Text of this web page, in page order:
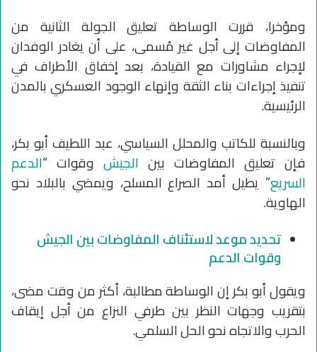
ومؤخرا، قررت الوساطة تعليق الجولة الثانية من
المفاوضات إلى أجل غير مُسمى، على أن يغادر الوفدان
لإجراء مشاورات مع القيادة، بعد إخفاق الأطراف في
تنفيذ إجراءات بناء الثقة وإنهاء الوجود العسكري بالمدن
الرئيسية.
وبالنسبة للكاتب والمحلل السياسي، عبد اللطيف أبو بكر،
فإن تعليق المفاوضات بين الجيش وقوات “الدعم
السريع” يطيل أمد الصراع المسلح، ويمضي بالبلاد نحو
الهاوية.
تحديد موعد لاستئناف المفاوضات بين الجيش
وقوات الدعم
ويقول أبو بكر إن الوساطة مطالبة، أكثر من وقت مضى،
بتقريب وجهات النظر بين طرفي النزاع من أجل إيقاف
الحرب والاتجاه نحو الحل السلمي.